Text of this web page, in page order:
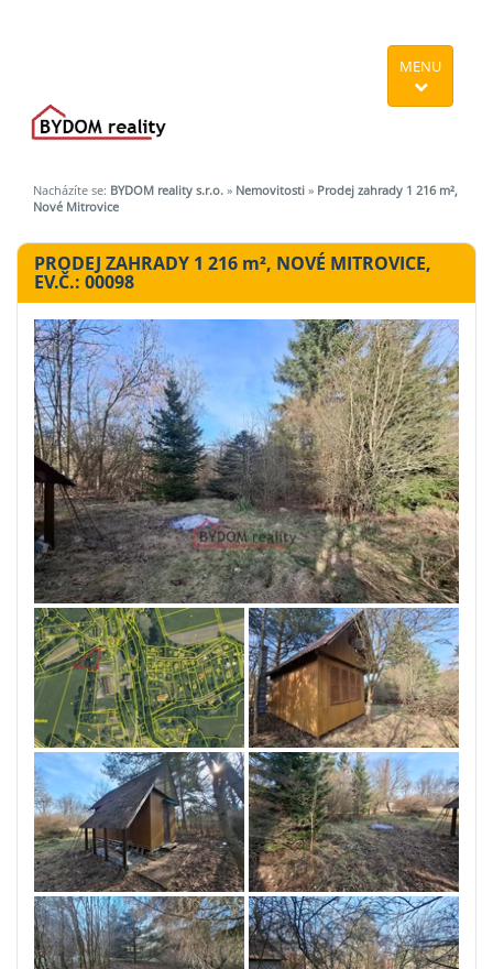
MENU
Nacházíte se: BYDOM reality s.r.o. » Nemovitosti » Prodej zahrady 1 216 m²,
Nové Mitrovice
PRODEJ ZAHRADY 1 216 m², NOVÉ MITROVICE,
EV.Č.: 00098